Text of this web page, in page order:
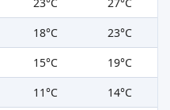
18°C
23°C
15°C
19°C
11°C 14°C